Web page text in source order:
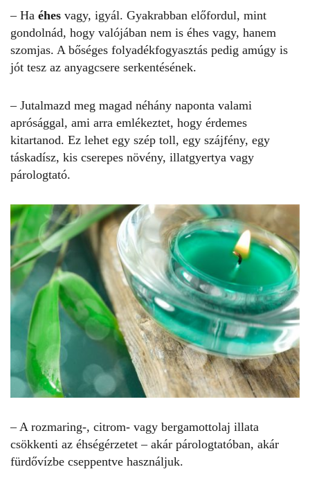
– Ha éhes vagy, igyál. Gyakrabban előfordul, mint
gondolnád, hogy valójában nem is éhes vagy, hanem
szomjas. A bőséges folyadékfogyasztás pedig amúgy is
jót tesz az anyagcsere serkentésének.
– Jutalmazd meg magad néhány naponta valami
aprósággal, ami arra emlékeztet, hogy érdemes
kitartanod. Ez lehet egy szép toll, egy szájfény, egy
táskadísz, kis cserepes növény, illatgyertya vagy
párologtató.
– A rozmaring-, citrom- vagy bergamottolaj illata
csökkenti az éhségérzetet – akár párologtatóban, akár
fürdővízbe cseppentve használjuk.